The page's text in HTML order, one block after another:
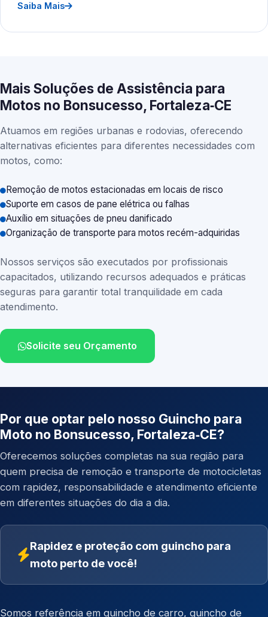
Saiba Mais
Mais Soluções de Assistência para
Motos no Bonsucesso, Fortaleza‑CE
Atuamos em regiões urbanas e rodovias, oferecendo
alternativas eficientes para diferentes necessidades com
motos, como:
Remoção de motos estacionadas em locais de risco
Suporte em casos de pane elétrica ou falhas
Auxílio em situações de pneu danificado
Organização de transporte para motos recém-adquiridas
Nossos serviços são executados por profissionais
capacitados, utilizando recursos adequados e práticas
seguras para garantir total tranquilidade em cada
atendimento.
Solicite seu Orçamento
Por que optar pelo nosso Guincho para
Moto no Bonsucesso, Fortaleza‑CE?
Oferecemos soluções completas na sua região para
quem precisa de remoção e transporte de motocicletas
com rapidez, responsabilidade e atendimento eficiente
em diferentes situações do dia a dia.
Rapidez e proteção com guincho para
moto perto de você!
Somos referência em guincho de carro, guincho de